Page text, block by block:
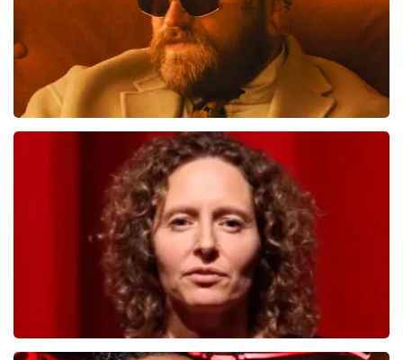
Teddy Swims
laatste 30 minuten
BESTEL NU